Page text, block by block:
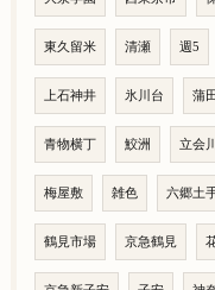
東久留米 清瀬 週5
上石神井 氷川台 蒲田
青物横丁 鮫洲 立会川
梅屋敷 雑色 六郷土
鶴見市場 京急鶴見